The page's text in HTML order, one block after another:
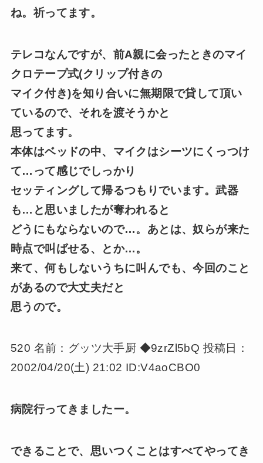
ね。祈ってます。
テレコなんですが、前A親に会ったときのマイ
クロテープ式(クリップ付きの
マイク付き)を知り合いに無期限で貸して頂い
ているので、それを渡そうかと
思ってます。
本体はベッドの中、マイクはシーツにくっつけ
て…って感じでしっかり
セッティングして帰るつもりでいます。武器
も…と思いましたが奪われると
どうにもならないので…。あとは、奴らが来た
時点で叫ばせる、とか…。
来て、何もしないうちに叫んでも、今回のこと
があるので大丈夫だと
思うので。
520 名前：グッツ大手厨 ◆9zrZl5bQ 投稿日：
2002/04/20(土) 21:02 ID:V4aoCBO0
病院行ってきましたー。
できることで、思いつくことはすべてやってき